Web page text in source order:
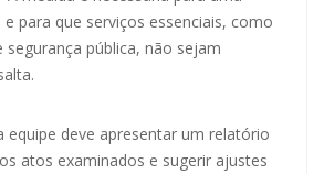
para que serviços essenciais, como
segurança pública, não sejam
equipe deve apresentar um relatório
atos examinados e sugerir ajustes